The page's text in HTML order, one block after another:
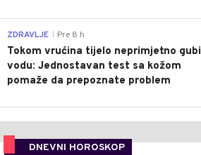
ZDRAVLJE Pre 8 h
Tokom vrućina tijelo neprimjetno gubi
vodu: Jednostavan test sa kožom
pomaže da prepoznate problem
DNEVNI HOROSKOP